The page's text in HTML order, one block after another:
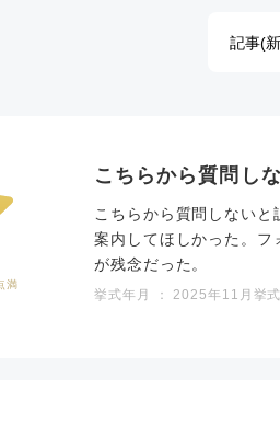
満
こちらから質問し
こちらから質問しない
案内してほしかった。フ
が残念だった。
挙式年月 ： 2025年11月挙式